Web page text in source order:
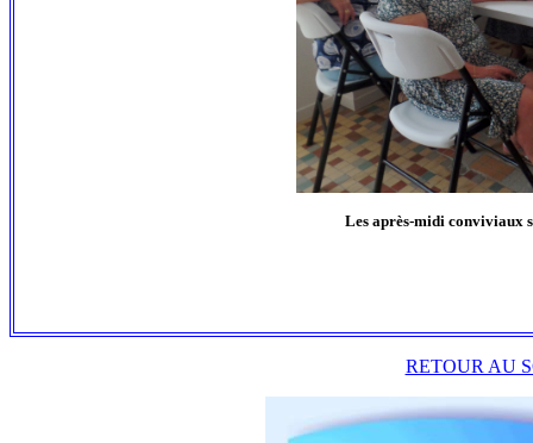
Les après-midi conviviaux
RETOUR AU